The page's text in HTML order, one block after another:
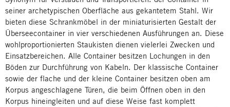
seiner archetypischen Oberfläche aus gekantetem Stahl. Wir
bieten diese Schrankmöbel in der miniaturisierten Gestalt der
Überseecontainer in vier verschiedenen Ausführungen an. Diese
wohlproportionierten Staukisten dienen vielerlei Zwecken und
Einsatzbereichen. Alle Container besitzen Lochungen in den
Böden zur Durchführung von Kabeln. Der klassische Container
sowie der flache und der kleine Container besitzen oben am
Korpus angeschlagene Türen, die beim Öffnen oben in den
Korpus hineingleiten und auf diese Weise fast komplett